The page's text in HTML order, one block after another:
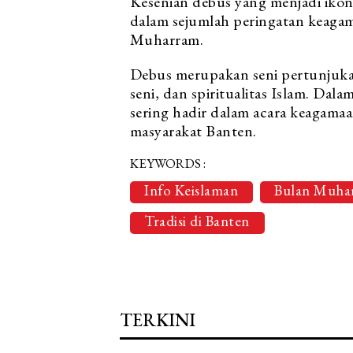
dalam sejumlah peringatan
Muharram.
Debus merupakan seni
seni, dan spiritualitas Islam.
sering hadir dalam acara
masyarakat Banten.
KEYWORDS :
Info Keislaman
Bulan
Tradisi di Banten
TERKINI